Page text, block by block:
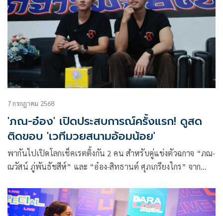
7 กรกฎาคม 2568
'ภณ-อ๋อง' เปิดประสบการณ์ครั้งแรก! ดูสด
ติดขอบ 'เวทีมวยสนามอ้อมน้อย'
พากันไปเปิดโลกเช็คเรตติ้งกัน 2 คน สำหรับคู่แข่งตัวฉกาจ “ภณ-
ณวัสน์ ภู่พันธัชสีห์” และ “อ๋อง-สิทธานต์ ศุภเกรียงไกร” จาก
ใหม่ด้วยการไปรับชมการแข่งขันมวยสดเป็นครั้งแรก ณ สนาม
มวยอ้อมน้อย ในรายการ ศึกจ้าวมวยไทย ทางช่อง 3